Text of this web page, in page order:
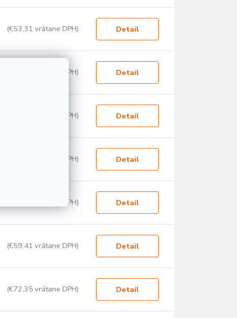
(€53,31 vrátane DPH) Detail
(€78,42 vrátane DPH) Detail
(€99,80 vrátane DPH) Detail
(€122,98 vrátane DPH) Detail
(€54,48 vrátane DPH) Detail
(€59,41 vrátane DPH) Detail
(€72,35 vrátane DPH) Detail